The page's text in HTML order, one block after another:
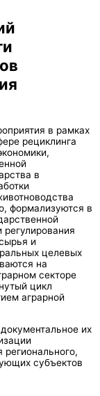
в рамках
рециклинга
в
формализуются в
регулирования
и
целевых
на
секторе
цикл
аграрной
их
субъектов